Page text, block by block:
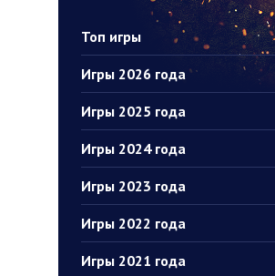
Топ игры
Игры 2026 года
Игры 2025 года
Игры 2024 года
Игры 2023 года
Игры 2022 года
Игры 2021 года